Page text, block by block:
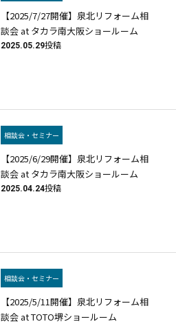
【2025/7/27開催】泉北リフォーム相
談会 at タカラ南大阪ショールーム
2025.05.29投稿
相談会・セミナー
【2025/6/29開催】泉北リフォーム相
談会 at タカラ南大阪ショールーム
2025.04.24投稿
相談会・セミナー
【2025/5/11開催】泉北リフォーム相
談会 at TOTO堺ショールーム